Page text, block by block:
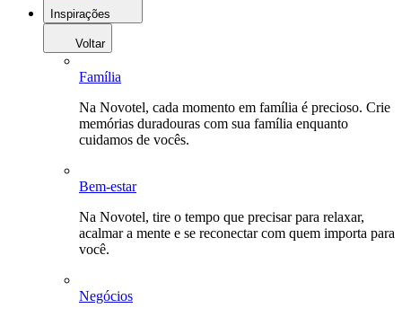
Inspirações
Voltar
Família
Na Novotel, cada momento em família é precioso. Crie
memórias duradouras com sua família enquanto
cuidamos de vocês.
Bem-estar
Na Novotel, tire o tempo que precisar para relaxar,
acalmar a mente e se reconectar com quem importa para
você.
Negócios